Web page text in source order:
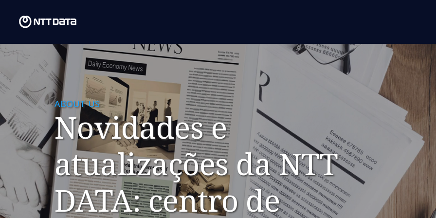
ABOUT US
Novidades e
atualizações da NTT
DATA: centro de